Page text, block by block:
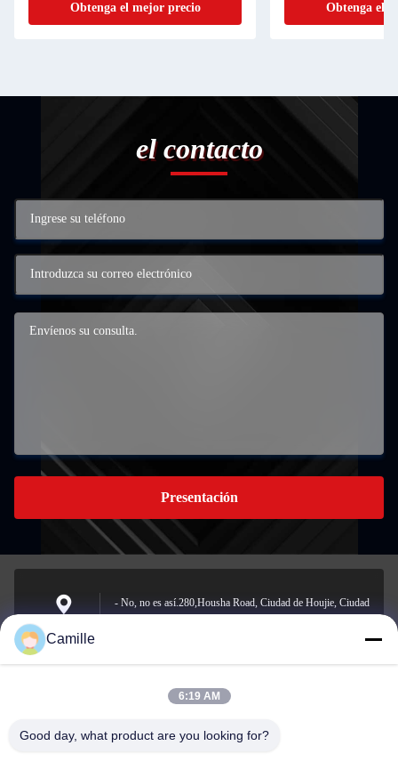
Obtenga el mejor precio
CD228PObtenga el
el contacto
Presentación
- No, no es así.280,Housha Road, Ciudad de Houjie, Ciudad
El correo
electrónico
Camille
6:19 AM
Good day, what product are you looking for?